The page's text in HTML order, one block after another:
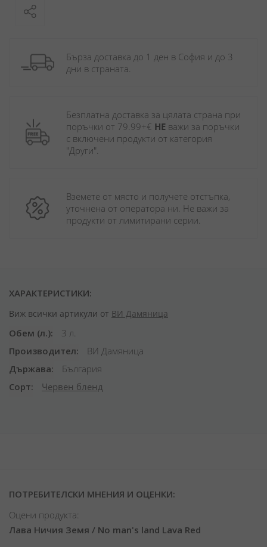
Бърза доставка до 1 ден в София и до 3
дни в страната.
Безплатна доставка за цялата страна при
поръчки от 79.99+€ НЕ важи за поръчки
с включени продукти от категория
"Други".
Вземете от място и получете отстъпка,
уточнена от оператора ни. Не важи за
продукти от лимитирани серии.
ХАРАКТЕРИСТИКИ:
Виж всички артикули от ВИ Дамяница
Обем (л.)
3 л.
Производител
ВИ Дамяница
Държава
България
Сорт
Червен бленд
ПОТРЕБИТЕЛСКИ МНЕНИЯ И ОЦЕНКИ:
Оцени продукта:
Лава Ничия Земя / No man's land Lava Red